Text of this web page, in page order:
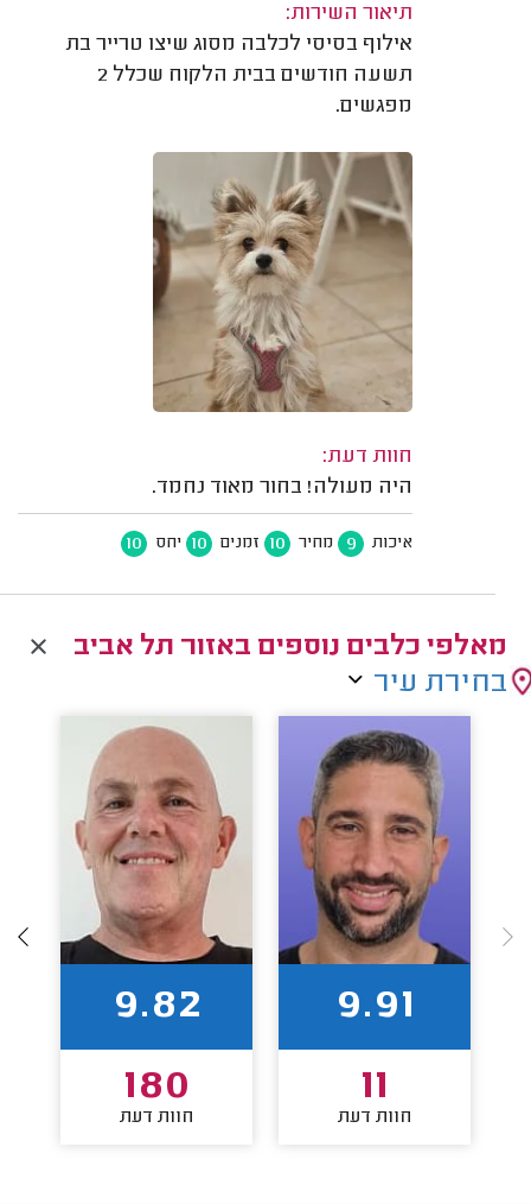
תיאור השירות:
אילוף בסיסי לכלבה מסוג שיצו טרייר בת
תשעה חודשים בבית הלקוח שכלל 2
מפגשים.
חוות דעת:
היה מעולה! בחור מאוד נחמד.
איכות 9 מחיר 10 זמנים 10 יחס 10
מאלפי כלבים נוספים באזור תל אביב
בחירת עיר
9.91
11
חוות דעת
9.82
180
חוות דעת